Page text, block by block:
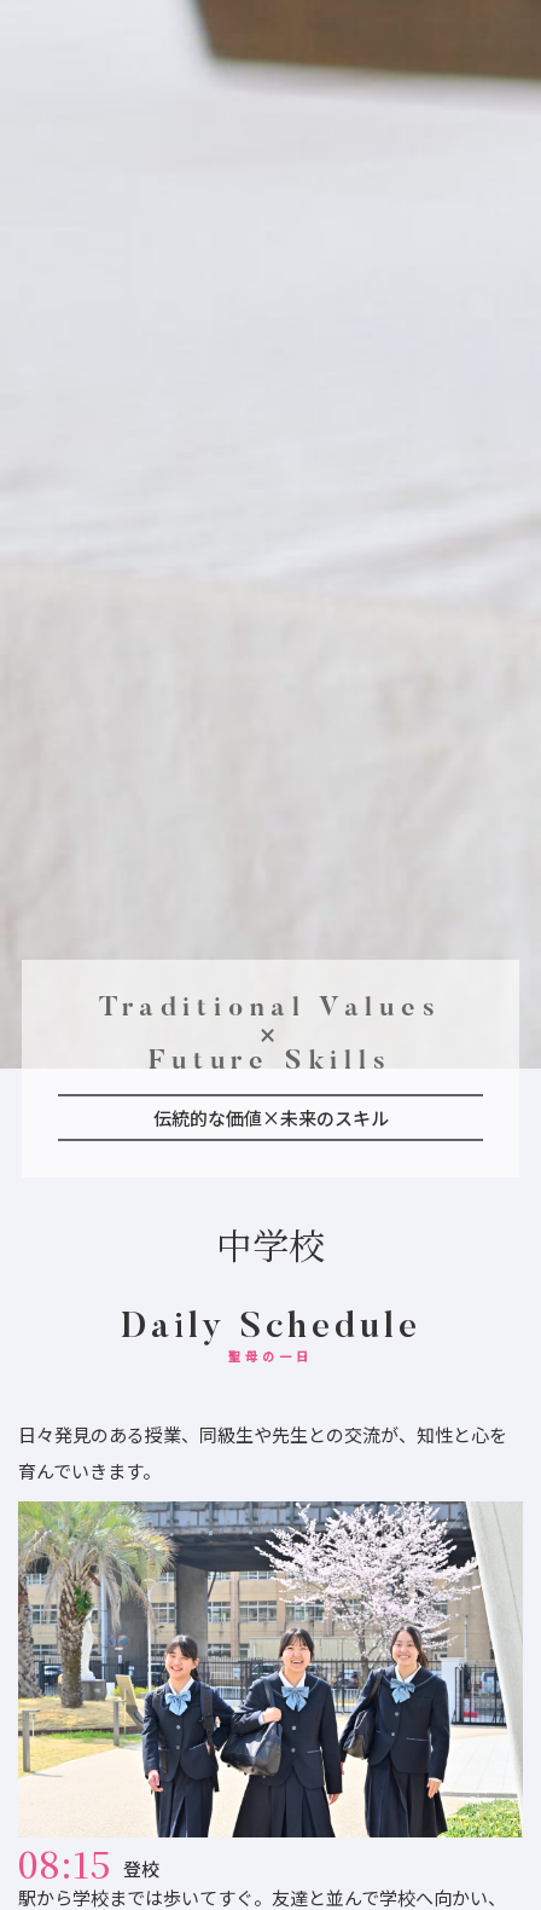
Traditional Values
×
Future Skills
伝統的な価値×未来のスキル
中学校
Daily Schedule
聖母の一日
日々発見のある授業、同級生や先生との交流が、知性と心を
育んでいきます。
08:15 登校
駅から学校までは歩いてすぐ。友達と並んで学校へ向かい、